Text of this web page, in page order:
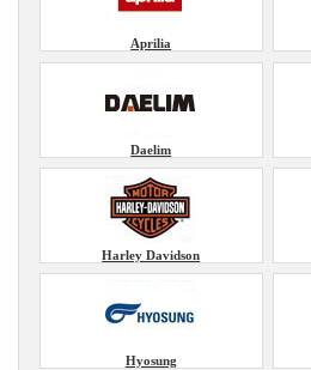
Aprilia
Daelim
Harley Davidson
Hyosung